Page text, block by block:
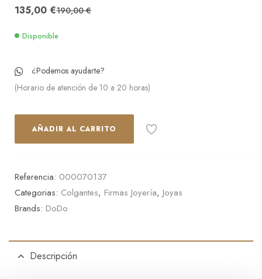
190,00€
135,00 €
Disponible
¿Podemos ayudarte?
(Horario de atención de 10 a 20 horas)
AÑADIR AL CARRITO
Referencia: 000070137
Categorias: Colgantes, Firmas Joyería, Joyas
Brands: DoDo
Descripción